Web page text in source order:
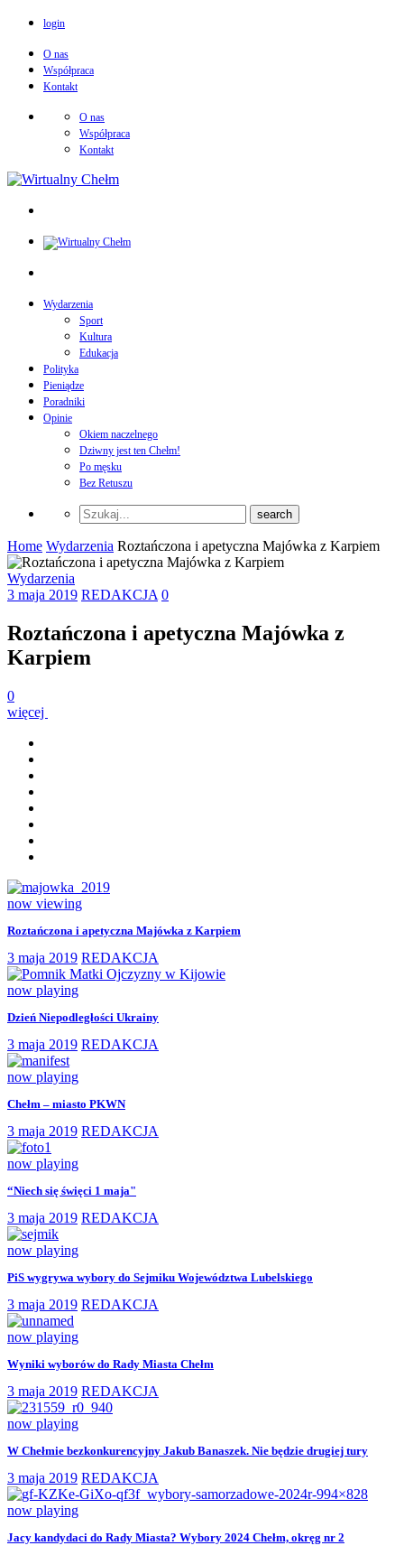
login
O nas
Współpraca
Kontakt
O nas
Współpraca
Kontakt
Wydarzenia
Sport
Kultura
Edukacja
Polityka
Pieniądze
Poradniki
Opinie
Okiem naczelnego
Dziwny jest ten Chełm!
Po męsku
Bez Retuszu
Home Wydarzenia Roztańczona i apetyczna Majówka z Karpiem
Wydarzenia
3 maja 2019 REDAKCJA 0
Roztańczona i apetyczna Majówka z
Karpiem
0
więcej
now viewing
Roztańczona i apetyczna Majówka z Karpiem
3 maja 2019 REDAKCJA
now playing
Dzień Niepodległości Ukrainy
3 maja 2019 REDAKCJA
now playing
Chełm – miasto PKWN
3 maja 2019 REDAKCJA
now playing
“Niech się święci 1 maja"
3 maja 2019 REDAKCJA
now playing
PiS wygrywa wybory do Sejmiku Województwa Lubelskiego
3 maja 2019 REDAKCJA
now playing
Wyniki wyborów do Rady Miasta Chełm
3 maja 2019 REDAKCJA
now playing
W Chełmie bezkonkurencyjny Jakub Banaszek. Nie będzie drugiej tury
3 maja 2019 REDAKCJA
now playing
Jacy kandydaci do Rady Miasta? Wybory 2024 Chełm, okręg nr 2